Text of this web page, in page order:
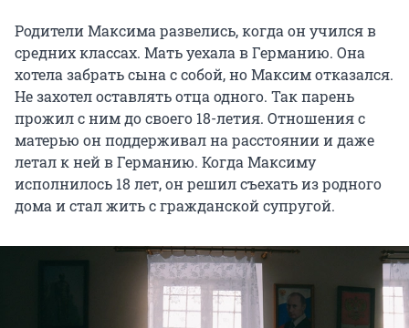
Родители Максима развелись, когда он учился в
средних классах. Мать уехала в Германию. Она
хотела забрать сына с собой, но Максим отказался.
Не захотел оставлять отца одного. Так парень
прожил с ним до своего 18-летия. Отношения с
матерью он поддерживал на расстоянии и даже
летал к ней в Германию. Когда Максиму
исполнилось 18 лет, он решил съехать из родного
дома и стал жить с гражданской супругой.